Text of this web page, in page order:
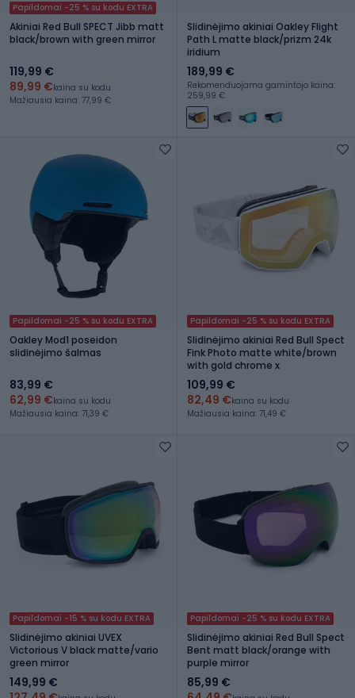
Papildomai -25 % su kodu EXTRA
Akiniai Red Bull SPECT Jibb matt
black/brown with green mirror
119,99 €
89,99 €kaina su kodu
Mažiausia kaina: 77,99 €
Slidinėjimo akiniai Oakley Flight
Path L matte black/prizm 24k
iridium
189,99 €
Rekomenduojama gamintojo kaina:
259,99 €
Papildomai -25 % su kodu EXTRA
Oakley Mod1 poseidon
slidinėjimo šalmas
83,99 €
62,99 €kaina su kodu
Mažiausia kaina: 71,39 €
Papildomai -25 % su kodu EXTRA
Slidinėjimo akiniai Red Bull Spect
Fink Photo matte white/brown
with gold chrome x
109,99 €
82,49 €kaina su kodu
Mažiausia kaina: 71,49 €
Papildomai -15 % su kodu EXTRA
Slidinėjimo akiniai UVEX
Victorious V black matte/vario
green mirror
149,99 €
Papildomai -25 % su kodu EXTRA
Slidinėjimo akiniai Red Bull Spect
Bent matt black/orange with
purple mirror
85,99 €